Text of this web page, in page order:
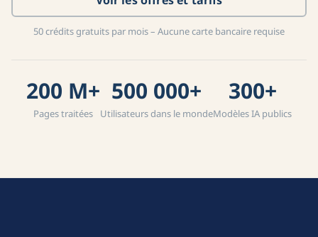
50 crédits gratuits par mois – Aucune carte bancaire requise
200 M+
Pages traitées
500 000+
Utilisateurs dans le monde
300+
Modèles IA publics